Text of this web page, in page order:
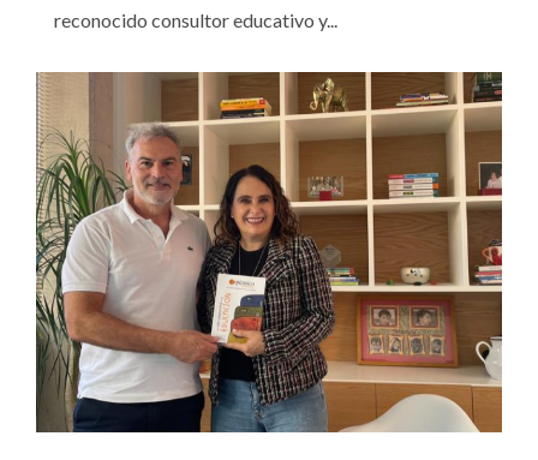
reconocido consultor educativo y...